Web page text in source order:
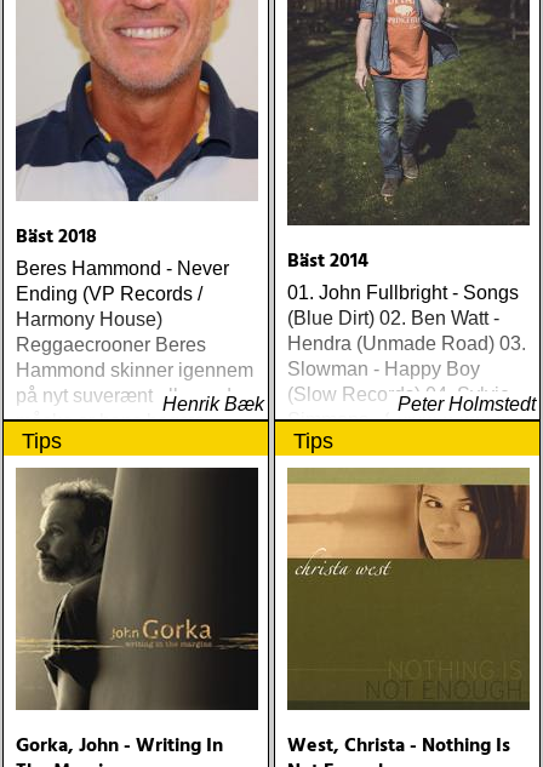
Bäst 2018
Beres Hammond - Never
Ending (VP Records /
Harmony House)
Reggaecrooner Beres
Hammond skinner igennem
på nyt suverænt album, der
måske er hans bedste
gennem tiderne
Henrik Bæk
Bäst 2014
01. John Fullbright - Songs
(Blue Dirt) 02. Ben Watt -
Hendra (Unmade Road) 03.
Slowman - Happy Boy
(Slow Records) 04. Sylvie
Simmons - Sylvie (Light In
The Attic) 05. Ethan Johns -
The Reckoning (Three
Crows) 06. Ray
Lamontagne - Supernova
(Stone Dwarf) 07
Peter Holmstedt
Tips
Gorka, John - Writing In
Tips
West, Christa - Nothing Is